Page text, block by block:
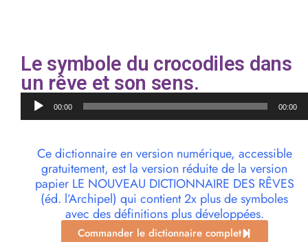
Le symbole du crocodiles dans
un rêve et son sens.
Lecteur
audio00:00 00:00
Ce dictionnaire en version numérique, accessible
gratuitement, est la version réduite de la version
papier LE NOUVEAU DICTIONNAIRE DES RÊVES
(éd. l’Archipel) qui contient 2x plus de symboles
avec des définitions plus développées.
Commander le dictionnaire complet